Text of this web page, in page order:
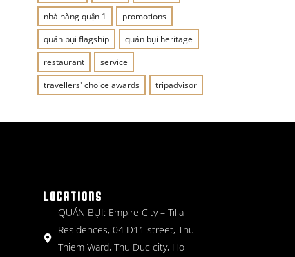
nhà hàng quận 1
promotions
quán bụi flagship
quán bụi heritage
restaurant
service
travellers' choice awards
tripadvisor
LOCATIONS
QUÁN BỤI: Empire City – Tilia
Residences, 04 D11 street, Thu
Thiem Ward, Thu Duc city, Ho